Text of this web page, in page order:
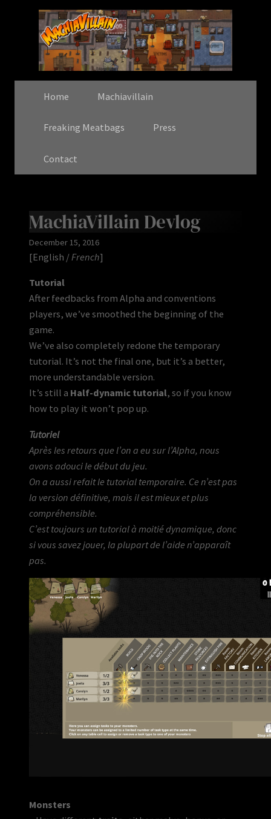
Home Machiavillain
Freaking Meatbags Press
Contact
MachiaVillain Devlog
December 15, 2016
[English / French]
Tutorial
After feedbacks from Alpha and conventions
players, we’ve smoothed the beginning of the
game.
We’ve also completely redone the temporary
tutorial. It’s not the final one, but it’s a better,
more understandable version.
It’s still a Half-dynamic tutorial, so if you know
how to play it won’t pop up.
Tutoriel
Après les retours que l’on a eu sur l’Alpha, nous
avons adouci le début du jeu.
On a aussi refait le tutorial temporaire. Ce n’est pas
la version définitive, mais il est mieux et plus
compréhensible.
C’est toujours un tutorial à moitié dynamique, donc
si vous savez jouer, la plupart de l’aide n’apparaît
pas.
Monsters